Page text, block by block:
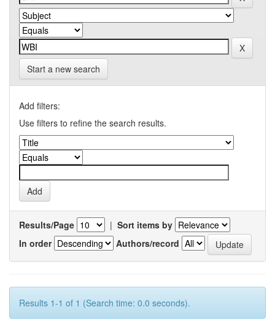
Start a new search
Add filters:
Use filters to refine the search results.
Results/Page | Sort items by
In order
Authors/record
Results 1-1 of 1 (Search time: 0.0 seconds).